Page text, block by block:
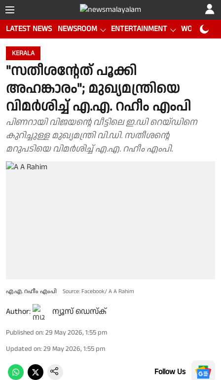
LATEST NEWS NEWSROOM ENTERTAINMENT WORLD CUP
KERALA
"സതീശൻ്റേത് പൂക്കി
അഹങ്കാരം"; മുഖ്യമന്ത്രിയെ
വിമർശിച്ച് എ.എ. റഹീം എംപി
പിണറായി വിജയൻ്റെ വീട്ടിലെ ഇ.ഡി റെയ്‌ഡിനെ
കുറിച്ചുള്ള മുഖ്യമന്ത്രി വി.ഡി. സതീശൻ്റെ
മറുപടിയെ വിമർശിച്ച് എ.എ. റഹീം എംപി.
എ.എ. റഹീം എംപി Source: Facebook/ A A Rahim
Author: ന്യൂസ് ഡെസ്ക്
Published on: 29 May 2026, 1:55 pm
Updated on: 29 May 2026, 1:55 pm
Follow Us